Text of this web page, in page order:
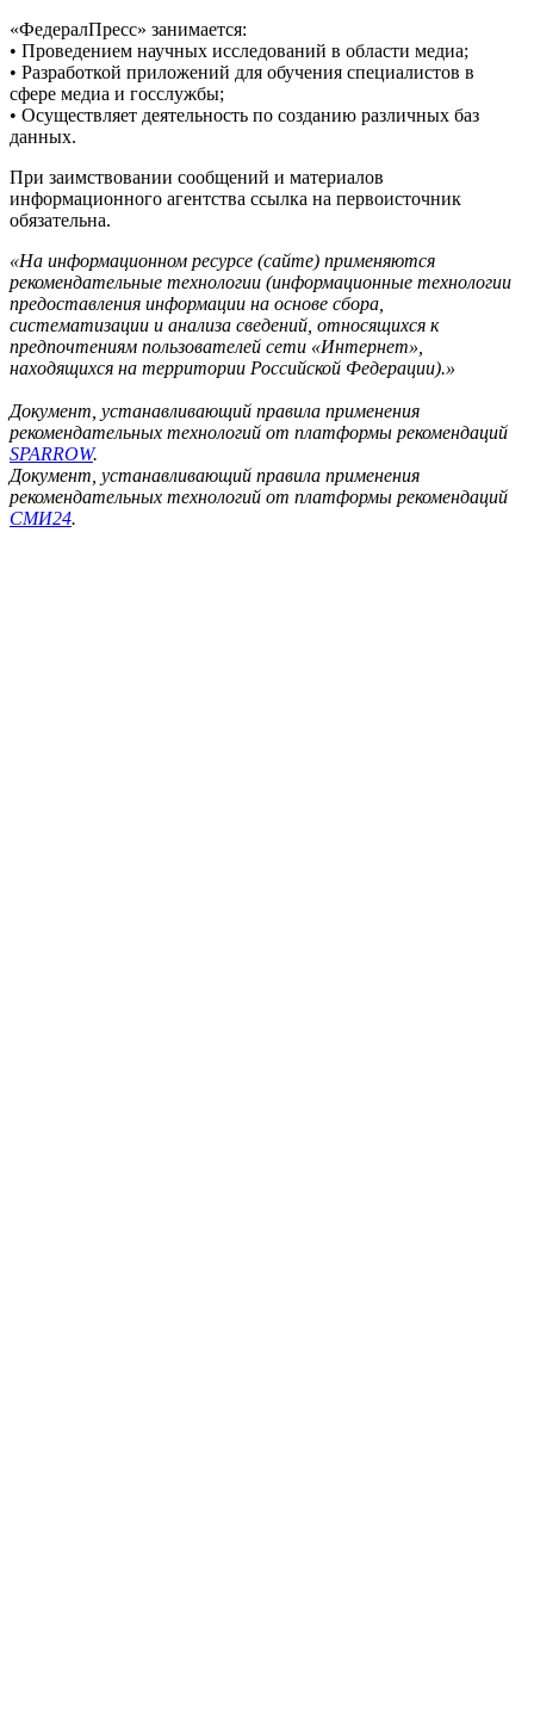
«ФедералПресс» занимается:
• Проведением научных исследований в области медиа;
• Разработкой приложений для обучения специалистов в
сфере медиа и госслужбы;
• Осуществляет деятельность по созданию различных баз
данных.
При заимствовании сообщений и материалов
информационного агентства ссылка на первоисточник
обязательна.
«На информационном ресурсе (сайте) применяются
рекомендательные технологии (информационные технологии
предоставления информации на основе сбора,
систематизации и анализа сведений, относящихся к
предпочтениям пользователей сети «Интернет»,
находящихся на территории Российской Федерации).»
Документ, устанавливающий правила применения
рекомендательных технологий от платформы рекомендаций
SPARROW.
Документ, устанавливающий правила применения
рекомендательных технологий от платформы рекомендаций
СМИ24.